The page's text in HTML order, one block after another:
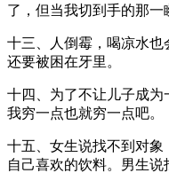
了，但当我切到手的那一
十三、人倒霉，喝凉水也
还要被困在牙里。
十四、为了不让儿子成为
我穷一点也就穷一点吧。
十五、女生说找不到对象
自己喜欢的饮料。男生